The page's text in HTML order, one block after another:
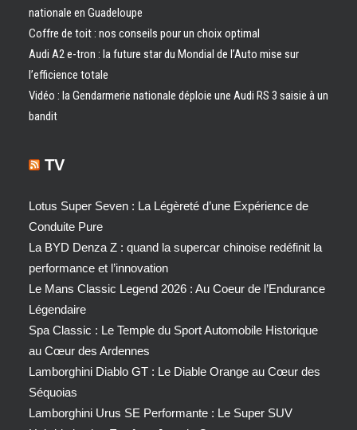
nationale en Guadeloupe
Coffre de toit : nos conseils pour un choix optimal
Audi A2 e-tron : la future star du Mondial de l’Auto mise sur
l’efficience totale
Vidéo : la Gendarmerie nationale déploie une Audi RS 3 saisie à un
bandit
TV
Lotus Super Seven : La Légèreté d’une Expérience de
Conduite Pure
La BYD Denza Z : quand la supercar chinoise redéfinit la
performance et l’innovation
Le Mans Classic Legend 2026 : Au Coeur de l’Endurance
Légendaire
Spa Classic : Le Temple du Sport Automobile Historique
au Cœur des Ardennes
Lamborghini Diablo GT : Le Diable Orange au Cœur des
Séquoias
Lamborghini Urus SE Performante : Le Super SUV